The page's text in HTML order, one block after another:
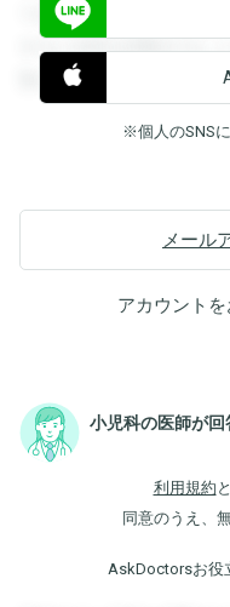
できます。登録すると回
すると回答を閲覧するこ
覧することができます。
※個人のSNS
メール
アカウント
小児科の医師が回
利用規約 と
同意のうえ、
AskDoctorsお役